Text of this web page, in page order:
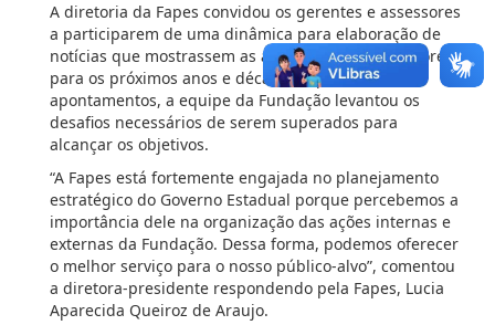
A diretoria da Fapes convidou os gerentes e assessores
a participarem de uma dinâmica para elaboração de
notícias que mostrassem as aspirações dos servidores
para os próximos anos e décadas. Após os
apontamentos, a equipe da Fundação levantou os
desafios necessários de serem superados para
alcançar os objetivos.
“A Fapes está fortemente engajada no planejamento
estratégico do Governo Estadual porque percebemos a
importância dele na organização das ações internas e
externas da Fundação. Dessa forma, podemos oferecer
o melhor serviço para o nosso público-alvo”, comentou
a diretora-presidente respondendo pela Fapes, Lucia
Aparecida Queiroz de Araujo.